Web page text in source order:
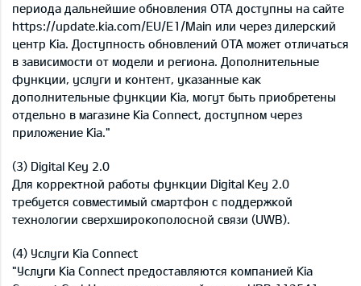
периода дальнейшие обновления OTA доступны на сайте
https://update.kia.com/EU/E1/Main или через дилерский
центр Kia. Доступность обновлений OTA может отличаться
в зависимости от модели и региона. Дополнительные
функции, услуги и контент, указанные как
дополнительные функции Kia, могут быть приобретены
отдельно в магазине Kia Connect, доступном через
приложение Kia."
(3) Digital Key 2.0
Для корректной работы функции Digital Key 2.0
требуется совместимый смартфон с поддержкой
технологии сверхширокополосной связи (UWB).
(4) Услуги Kia Connect
"Услуги Kia Connect предоставляются компанией Kia